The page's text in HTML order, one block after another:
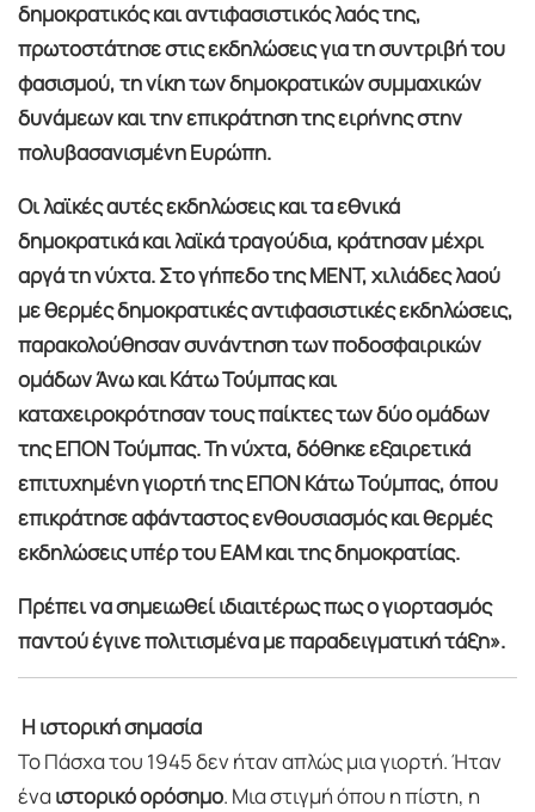
δημοκρατικός και αντιφασιστικός λαός της,
πρωτοστάτησε στις εκδηλώσεις για τη συντριβή του
φασισμού, τη νίκη των δημοκρατικών συμμαχικών
δυνάμεων και την επικράτηση της ειρήνης στην
πολυβασανισμένη Ευρώπη.
Οι λαϊκές αυτές εκδηλώσεις και τα εθνικά
δημοκρατικά και λαϊκά τραγούδια, κράτησαν μέχρι
αργά τη νύχτα. Στο γήπεδο της ΜΕΝΤ, χιλιάδες λαού
με θερμές δημοκρατικές αντιφασιστικές εκδηλώσεις,
παρακολούθησαν συνάντηση των ποδοσφαιρικών
ομάδων Άνω και Κάτω Τούμπας και
καταχειροκρότησαν τους παίκτες των δύο ομάδων
της ΕΠΟΝ Τούμπας. Τη νύχτα, δόθηκε εξαιρετικά
επιτυχημένη γιορτή της ΕΠΟΝ Κάτω Τούμπας, όπου
επικράτησε αφάνταστος ενθουσιασμός και θερμές
εκδηλώσεις υπέρ του ΕΑΜ και της δημοκρατίας.
Πρέπει να σημειωθεί ιδιαιτέρως πως ο γιορτασμός
παντού έγινε πολιτισμένα με παραδειγματική τάξη».
Η ιστορική σημασία
Το Πάσχα του 1945 δεν ήταν απλώς μια γιορτή. Ήταν
έναιστορικό ορόσημο. Μια στιγμή όπου η πίστη, η